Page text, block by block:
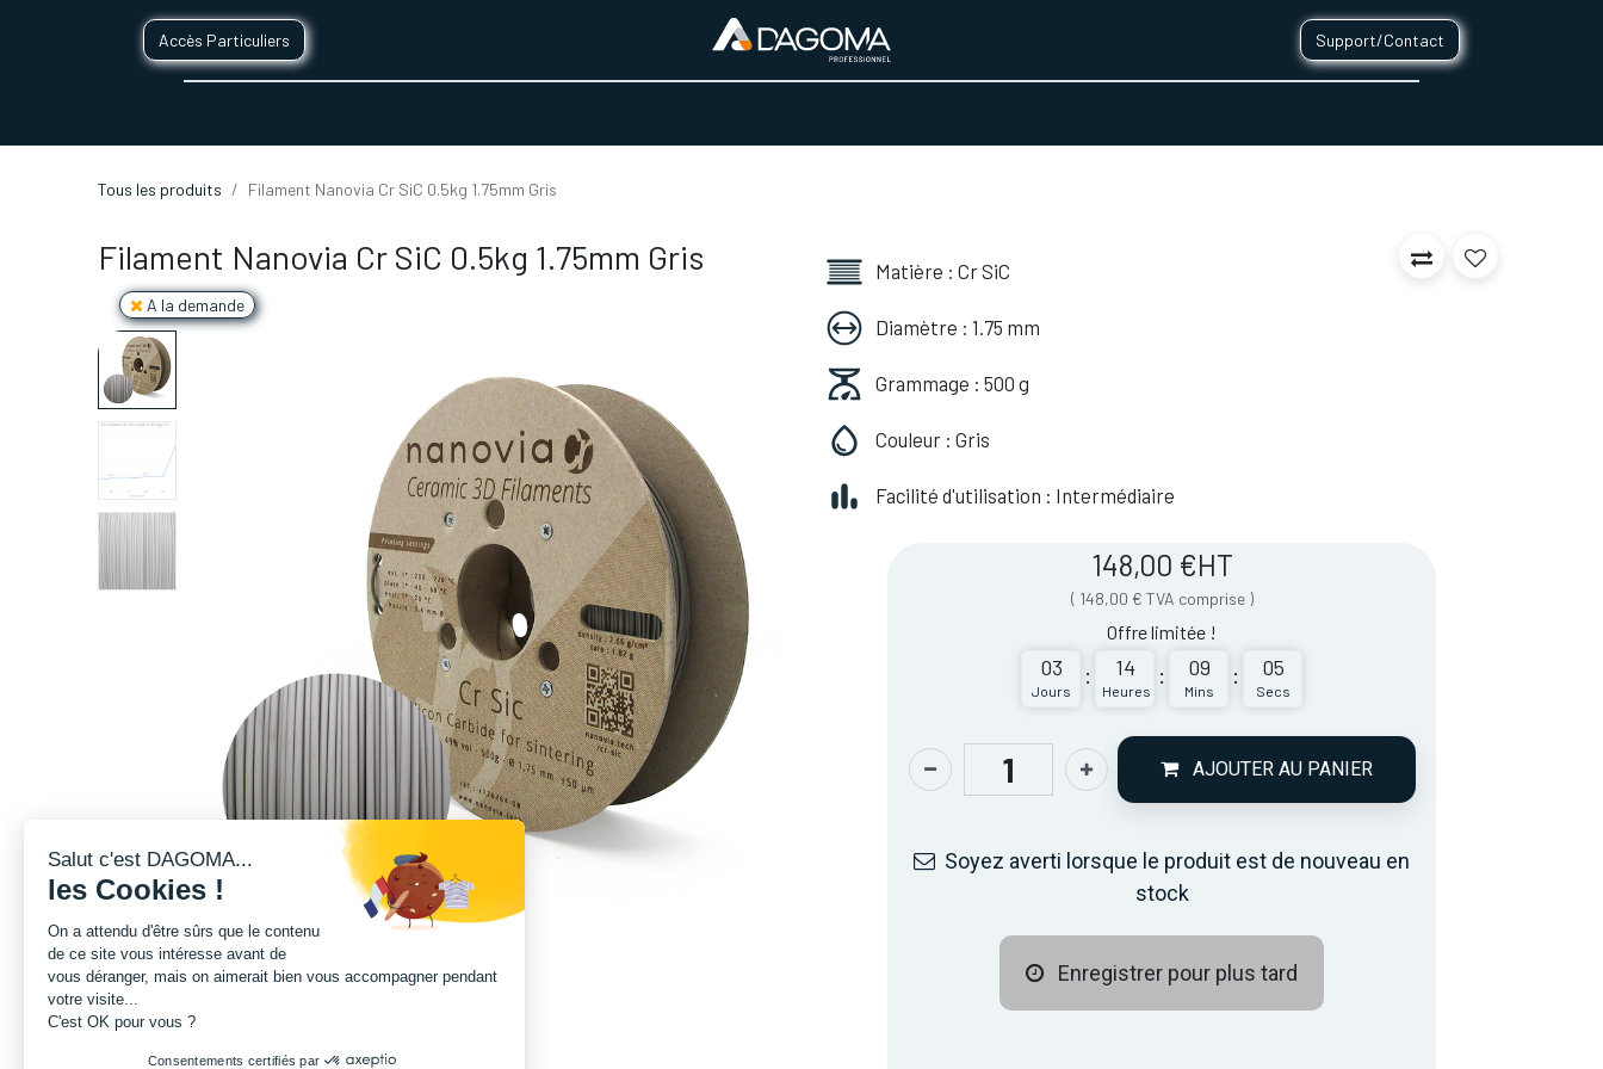
Accès Particuliers Support/Contact
Tous les produits Filament Nanovia Cr SiC 0.5kg 1.75mm Gris
Filament Nanovia Cr SiC 0.5kg 1.75mm Gris
A la demande
Matière : Cr SiC
Diamètre : 1.75 mm
Grammage : 500 g
Couleur : Gris
Facilité d'utilisation : Intermédiaire
148,00 €HT
( 148,00 € TVA comprise )
Offre limitée !
03
Jours
: 14
Heures
: 09
Mins
: 05
Secs
AJOUTER AU PANIER
Soyez averti lorsque le produit est de nouveau en
stock
Enregistrer pour plus tard
Salut c'est DAGOMA...
les Cookies !
On a attendu d'être sûrs que le contenu
de ce site vous intéresse avant de
vous déranger, mais on aimerait bien vous accompagner pendant
votre visite...
C'est OK pour vous ?
Consentements certifiés par